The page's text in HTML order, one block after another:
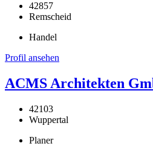
42857
Remscheid
Handel
Profil ansehen
ACMS Architekten
42103
Wuppertal
Planer